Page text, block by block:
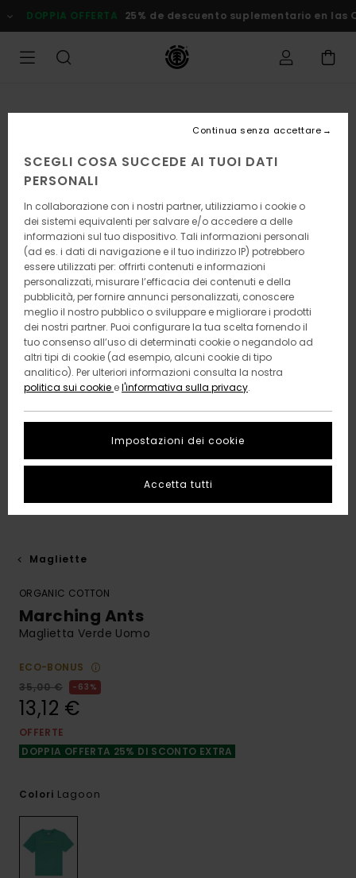
alle
informazioni
prodotto
DOPPIA OFFERTA 25% de descuento suplementario en las
Magliette
ORGANIC COTTON
Marching Ants
Maglietta Verde Uomo
ECO-BONUS
35,00 €
63%
13,12 €
OFFERTE
DOPPIA OFFERTA 25% DI SCONTO EXTRA
Colori Lagoon
SCEGLI COSA SUCCEDE AI TUOI DATI
PERSONALI
In collaborazione con i nostri partner, utilizziamo i cookie o
dei sistemi equivalenti per salvare e/o accedere a delle
informazioni sul tuo dispositivo. Tali informazioni personali
(ad es. i dati di navigazione e il tuo indirizzo IP) potrebbero
essere utilizzati per: offrirti contenuti e informazioni
personalizzati, misurare l’efficacia dei contenuti e della
pubblicità, per fornire annunci personalizzati, conoscere
meglio il nostro pubblico o sviluppare e migliorare i prodotti
dei nostri partner. Puoi configurare la tua scelta fornendo il
tuo consenso all’uso di determinati cookie o negandolo ad
altri tipi di cookie (ad esempio, alcuni cookie di tipo
analitico). Per ulteriori informazioni consulta la nostra
politica sui cookie el'informativa sulla privacy.
Impostazioni dei cookie
Continua senza accettare
Accetta tutti